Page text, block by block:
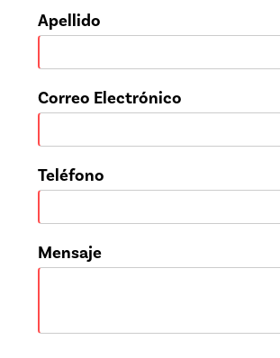
Apellido
Correo Electrónico
Teléfono
Mensaje